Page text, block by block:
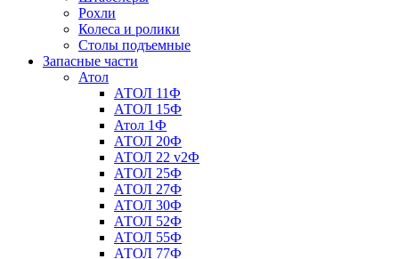
Рохли
Колеса и ролики
Столы подъемные
Запасные части
Атол
АТОЛ 11Ф
АТОЛ 15Ф
Атол 1Ф
АТОЛ 20Ф
АТОЛ 22 v2Ф
АТОЛ 25Ф
АТОЛ 27Ф
АТОЛ 30Ф
АТОЛ 52Ф
АТОЛ 55Ф
АТОЛ 77Ф